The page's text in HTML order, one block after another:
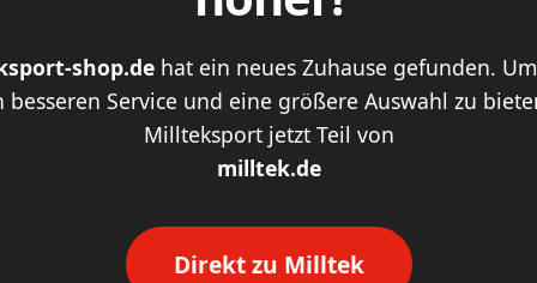
shop.de hat ein neues Zuhause gefunden.
besseren Service und eine größere Auswahl zu
Millteksport jetzt Teil von
milltek.de
Direkt zu Milltek